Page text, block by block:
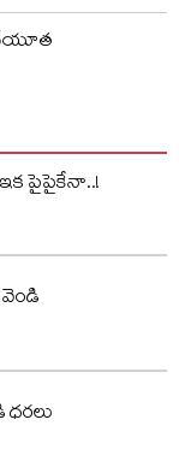
పైపైకేనా..!